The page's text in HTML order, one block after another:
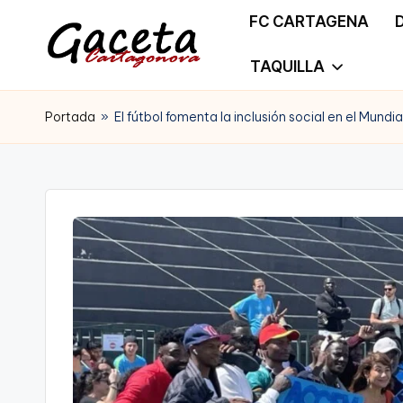
Saltar
al
G
a
e
Gaceta
Cartagonova,
que
informa
FC CARTAGENA
TAQUILLA
Portada » El fútbol fomenta la inclusión social en el